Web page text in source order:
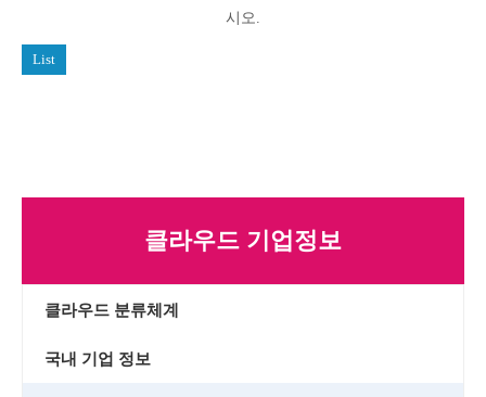
시오.
List
클라우드 기업정보
클라우드 분류체계
국내 기업 정보